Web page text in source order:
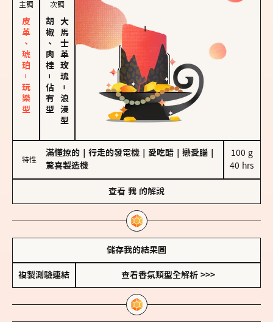
主調
皮革、琥珀－玩樂型
次調
胡椒、肉桂
－
佔有型
大馬士革玫瑰
－
浪漫型
特性
滿懂撩的 行走的發電機 愛吃醋 戀愛腦
驚喜製造機
100 g
40 hrs
查看 我 的解說
儲存我的結果圖
複製測驗連結 查看香氛類型全解析 >>>